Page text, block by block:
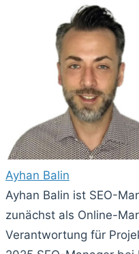
Ayhan Balin
Ayhan Balin ist SEO-
zunächst als Online-
Verantwortung für